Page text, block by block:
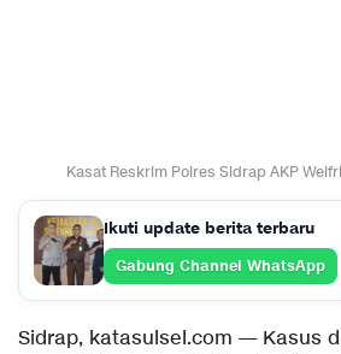
Kasat Reskrim Polres Sidrap AKP
Ikuti update berita terbaru
Gabung Channel WhatsApp
Sidrap, katasulsel.com — Kasus